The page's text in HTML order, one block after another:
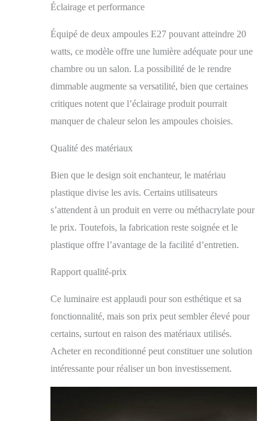
Éclairage et performance
Équipé de deux ampoules E27 pouvant atteindre 20
watts, ce modèle offre une lumière adéquate pour une
chambre ou un salon. La possibilité de le rendre
dimmable augmente sa versatilité, bien que certaines
critiques notent que l’éclairage produit pourrait
manquer de chaleur selon les ampoules choisies.
Qualité des matériaux
Bien que le design soit enchanteur, le matériau
plastique divise les avis. Certains utilisateurs
s’attendent à un produit en verre ou méthacrylate pour
le prix. Toutefois, la fabrication reste soignée et le
plastique offre l’avantage de la facilité d’entretien.
Rapport qualité-prix
Ce luminaire est applaudi pour son esthétique et sa
fonctionnalité, mais son prix peut sembler élevé pour
certains, surtout en raison des matériaux utilisés.
Acheter en reconditionné peut constituer une solution
intéressante pour réaliser un bon investissement.